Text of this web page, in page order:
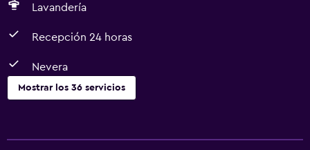
Lavandería
Recepción 24 horas
Nevera
Mostrar los 36 servicios
Wifi gratis